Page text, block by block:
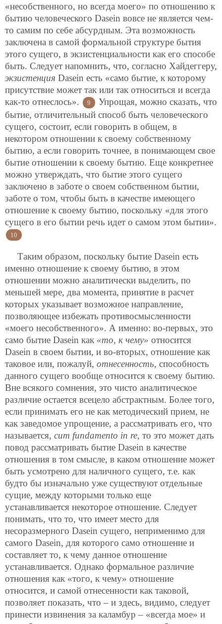
«несобственного, но всегда моего» по отношению к
бытию человеческого Dasein вовсе не является чем-
то самим по себе абсурдным. Эта возможность
заключена в самой формальной структуре бытия
этого сущего, в экзистенциальности как его способе
быть. Следует напомнить, что, согласно Хайдеггеру,
экзистенция Dasein есть «само бытие, к которому
присутствие может так или так относиться и всегда
как-то отнеслось».
9
Упрощая, можно сказать, что
бытие, отличительный способ быть человеческого
сущего, состоит, если говорить в общем, в
некотором отношении к своему собственному
бытию, а если говорить точнее, в понимающем свое
бытие отношении к своему бытию. Еще конкретнее
можно утверждать, что бытие этого сущего
заключено в заботе о своем собственном бытии,
заботе о том, чтобы быть в качестве имеющего
отношение к своему бытию, поскольку «для этого
сущего в его бытии речь идет о самом этом бытии».
10
Таким образом, поскольку бытие Dasein есть
именно отношение к своему бытию, в этом
отношении можно аналитически выделить, по
меньшей мере, два момента, принятие в расчет
которых указывает возможное направление,
позволяющее избежать противосмысленности
«моего несобственного». А именно: во-первых, это
само бытие Dasein как «то, к чему» относится
Dasein в своем бытии, и во-вторых, отношение как
таковое или, пожалуй, отнесенность, способность
данного сущего вообще относится к своему бытию.
Вне всякого сомнения, это чисто аналитическое
различие остается всецело абстрактным. Более того,
если принимать его не как методический прием, не
как заведомое упрощение, а рассматривать его, что
называется, cum fundamento in re, то это может дать
повод рассматривать бытие Dasein в качестве
отношения в том смысле, в каком отношение может
быть усмотрено для наличного сущего, т.е. как
будто бы изначально уже существуют отдельные
сущие, между которыми только еще
устанавливается некоторое отношение. Следует
понимать, что то, что имеет место для
несоразмерного Dasein сущего, неприменимо для
самого Dasein, для которого само отношение и
составляет то, к чему данное отношение
устанавливается. Однако формальное различие
отношения как «того, к чему» отношение
относится, и самой отнесенности как таковой,
позволяет показать, что – и здесь, видимо, следует
принести извинения за каламбур – «всегда мое» и